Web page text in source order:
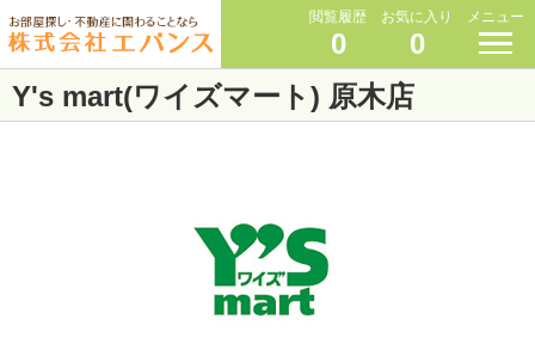
閲覧履歴
0
お気に入り
0
メニュー
Y's mart(ワイズマート) 原木店